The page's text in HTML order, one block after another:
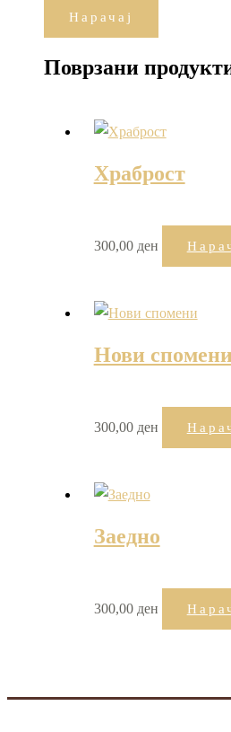
Нарачај
Поврзани
Храброст
300,00 ден
Нови спомени
300,00 ден
Заедно
300,00 ден